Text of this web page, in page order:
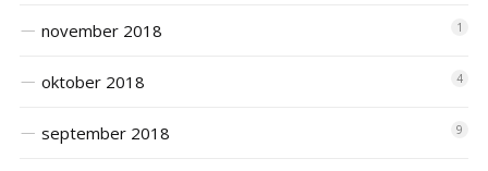
november 2018 1
oktober 2018 4
september 2018 9